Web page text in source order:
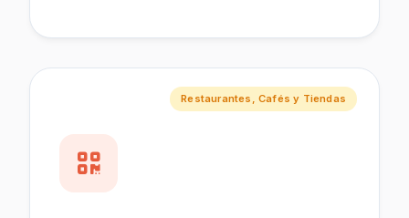
Restaurantes, Cafés y Tiendas